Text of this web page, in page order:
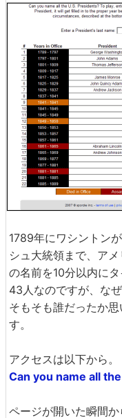
1789年にワシントン
シュ大統領まで、ア
の名前を10分以内に
43人なのですが、な
そもそも誰だったか
す。
アクセスは以下から。
Can you name all
ページが開いた瞬間